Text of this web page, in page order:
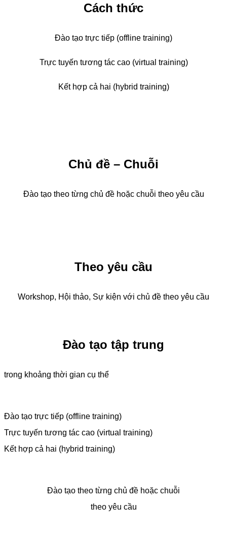
Cách thức
Đào tạo trực tiếp (offline training)
Trực tuyến tương tác cao (virtual training)
Kết hợp cả hai (hybrid training)
Chủ đề – Chuỗi
Đào tạo theo từng chủ đề hoặc chuỗi theo yêu cầu
Theo yêu cầu
Workshop, Hội thảo, Sự kiện với chủ đề theo yêu cầu
Đào tạo tập trung
trong khoảng thời gian cụ thể
Đào tạo trực tiếp (offline training)
Trực tuyến tương tác cao (virtual training)
Kết hợp cả hai (hybrid training)
Đào tạo theo từng chủ đề hoặc chuỗi
theo yêu cầu